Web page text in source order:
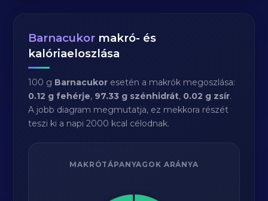
Barnacukor makró- és
kalóriaeloszlása
100 g Barnacukor esetén a makrók megoszlása:
0.12 g fehérje, 97.33 g szénhidrát, 0.02 g zsír.
A jobb diagram megmutatja, ez mekkora részét
teszi ki a napi 2000 kcal célodnak.
MAKRÓTÁPANYAGOK ARÁNYA